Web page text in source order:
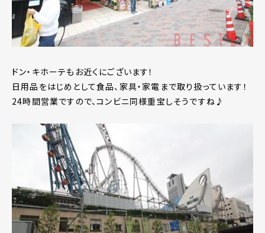
ドン・キホーテもお近くにございます！
日用品をはじめとして食品、家具・家電まで取り扱っています！
24時間営業ですので、コンビニ同様重宝しそうですね♪